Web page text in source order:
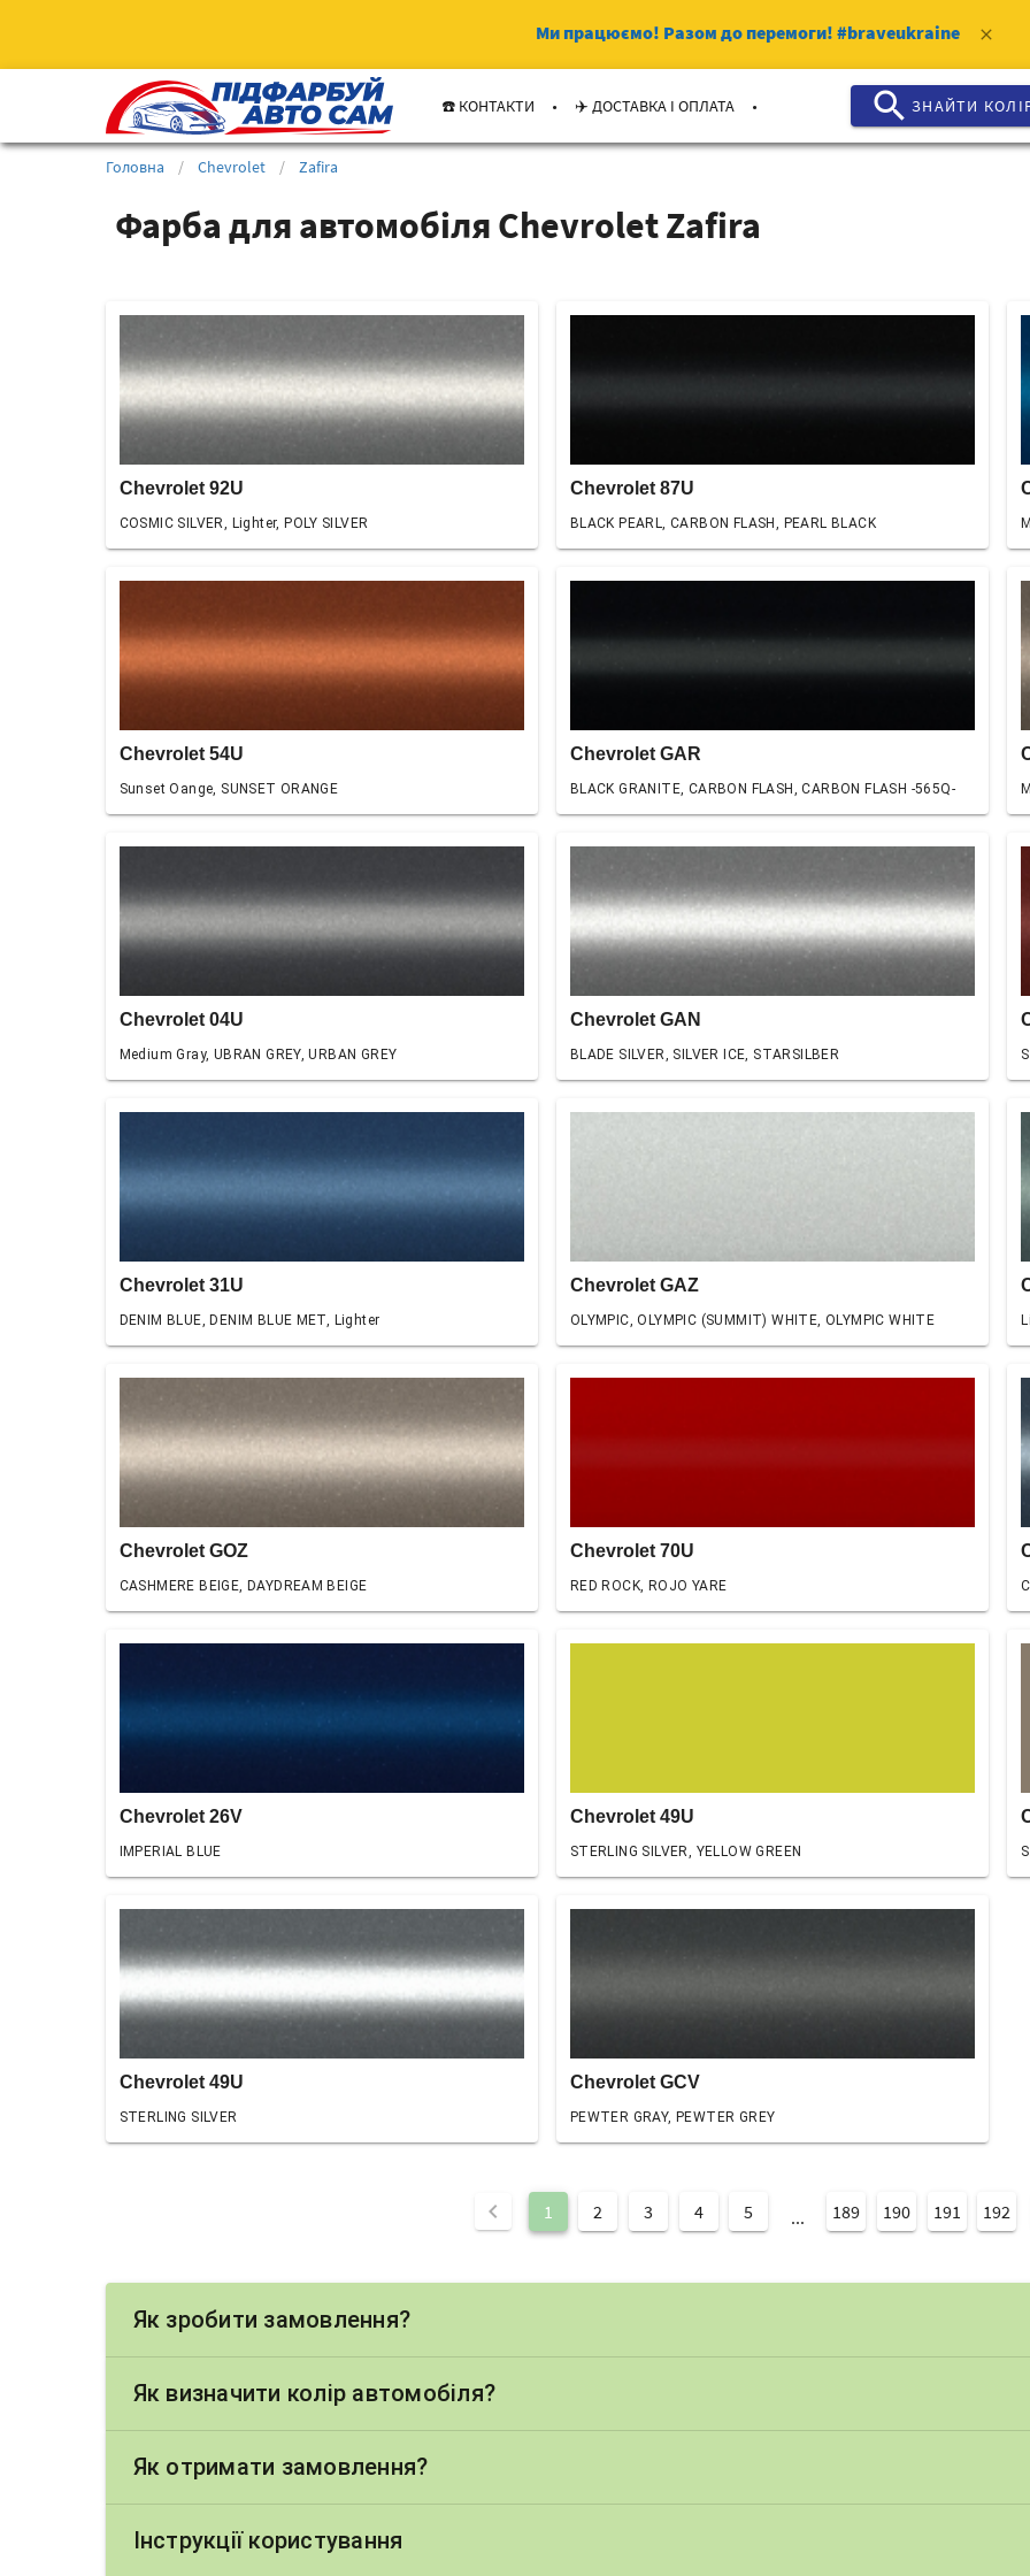
Ми працюємо! Разом до перемоги! #braveukraine clear
☎️ КОНТАКТИ . ✈️ ДОСТАВКА І ОПЛАТА . search ЗНАЙТИ
Головна / Chevrolet / Zafira
Фарба для автомобіля Chevrolet Zafira
Chevrolet 92U
COSMIC SILVER, Lighter, POLY SILVER
Chevrolet 87U
BLACK PEARL, CARBON FLASH, PEARL BLACK
Chevrolet 54U
Sunset Oange, SUNSET ORANGE
Chevrolet GAR
BLACK GRANITE, CARBON FLASH, CARBON FLASH -565Q-
Chevrolet 04U
Medium Gray, UBRAN GREY, URBAN GREY
Chevrolet GAN
BLADE SILVER, SILVER ICE, STARSILBER
Chevrolet 31U
DENIM BLUE, DENIM BLUE MET, Lighter
Chevrolet GAZ
OLYMPIC, OLYMPIC (SUMMIT) WHITE, OLYMPIC WHITE
Chevrolet GOZ
CASHMERE BEIGE, DAYDREAM BEIGE
Chevrolet 70U
RED ROCK, ROJO YARE
Chevrolet 26V
IMPERIAL BLUE
Chevrolet 49U
STERLING SILVER, YELLOW GREEN
Chevrolet 49U
STERLING SILVER
Chevrolet GCV
PEWTER GRAY, PEWTER GREY
chevron_left 1 2 3 4 5 ... 189 190 191 192
Як зробити замовлення?
Як визначити колір автомобіля?
Як отримати замовлення?
Інструкції користування